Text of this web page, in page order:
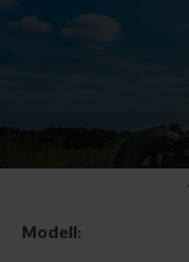
Modell: